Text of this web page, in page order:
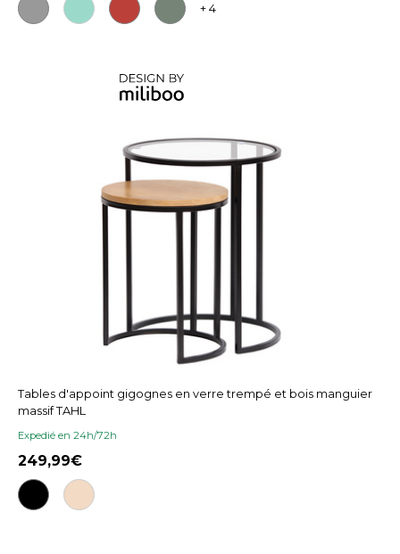
+ 4
Tables d'appoint gigognes en verre trempé et bois manguier
massif TAHL
Expedié en 24h/72h
249,99